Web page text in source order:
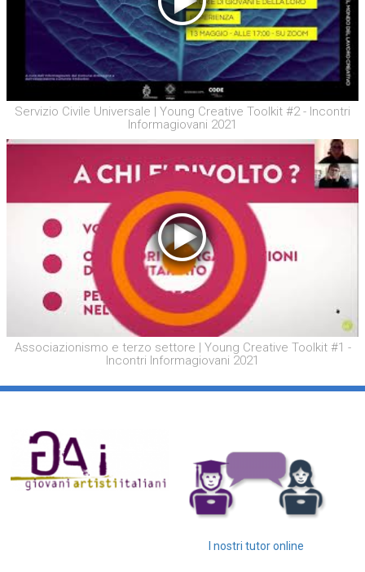
Servizio Civile Universale | Young Creative Toolkit #2 - Incontri
Informagiovani 2021
Associazionismo e terzo settore | Young Creative Toolkit #1 -
Incontri Informagiovani 2021
I nostri tutor online